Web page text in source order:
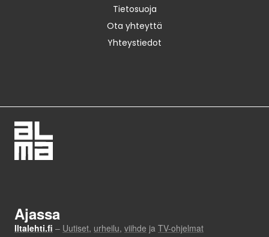
Tietosuoja
Ota yhteyttä
Yhteystiedot